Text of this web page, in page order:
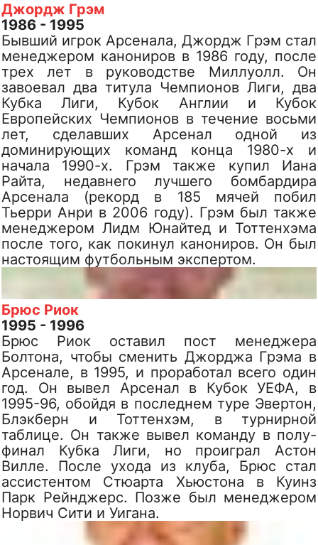
Джордж Грэм
1986 - 1995
Бывший игрок Арсенала, Джордж Грэм стал
менеджером канониров в 1986 году, после
трех лет в руководстве Миллуолл. Он
завоевал два титула Чемпионов Лиги, два
Кубка Лиги, Кубок Англии и Кубок
Европейских Чемпионов в течение восьми
лет, сделавших Арсенал одной из
доминирующих команд конца 1980-х и
начала 1990-х. Грэм также купил Иана
Райта, недавнего лучшего бомбардира
Арсенала (рекорд в 185 мячей побил
Тьерри Анри в 2006 году). Грэм был также
менеджером Лидм Юнайтед и Тоттенхэма
после того, как покинул канониров. Он был
настоящим футбольным экспертом.
Брюс Риок
1995 - 1996
Брюс Риок оставил пост менеджера
Болтона, чтобы сменить Джорджа Грэма в
Арсенале, в 1995, и проработал всего один
год. Он вывел Арсенал в Кубок УЕФА, в
1995-96, обойдя в последнем туре Эвертон,
Блэкберн и Тоттенхэм, в турнирной
таблице. Он также вывел команду в полу-
финал Кубка Лиги, но проиграл Астон
Вилле. После ухода из клуба, Брюс стал
ассистентом Стюарта Хьюстона в Куинз
Парк Рейнджерс. Позже был менеджером
Норвич Сити и Уигана.